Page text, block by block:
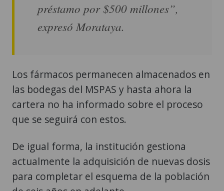
préstamo por $500 millones”,
expresó Morataya.
Los fármacos permanecen almacenados en
las bodegas del MSPAS y hasta ahora la
cartera no ha informado sobre el proceso
que se seguirá con estos.
De igual forma, la institución gestiona
actualmente la adquisición de nuevas dosis
para completar el esquema de la población